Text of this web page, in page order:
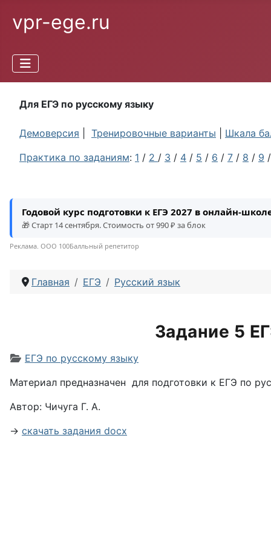
vpr-ege.ru
Для ЕГЭ по русскому языку
Демоверсия Тренировочные варианты Шкала
Практика по заданиям: 1 / 2 / 3 / 4 / 5 / 6 / 7 / 8 / 9 /
Годовой курс подготовки к ЕГЭ 2027 в онлайн-
🎁 Старт 14 сентября. Стоимость от 990 ₽ за блок
Реклама. ООО 100Балльный репетитор
Главная ЕГЭ Русский язык
Задание 5
Информация о материале
ЕГЭ по русскому языку
Материал предназначен для подготовки к ЕГЭ по
Автор: Чичуга Г. А.
→ скачать задания docx